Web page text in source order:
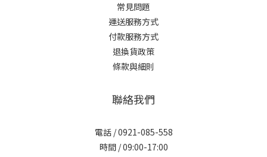
常見問題
運送服務方式
付款服務方式
退換貨政策
條款與細則
聯絡我們
電話 / 0921-085-558
時間 / 09:00-17:00